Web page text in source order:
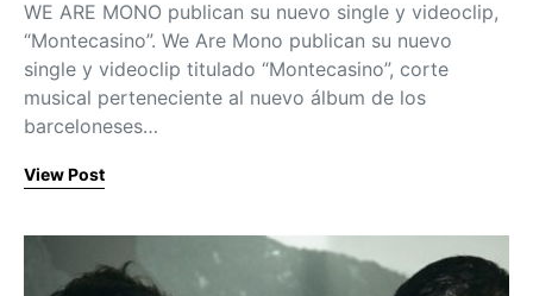
WE ARE MONO publican su nuevo single y videoclip,
“Montecasino”. We Are Mono publican su nuevo
single y videoclip titulado “Montecasino”, corte
musical perteneciente al nuevo álbum de los
barceloneses…
View Post